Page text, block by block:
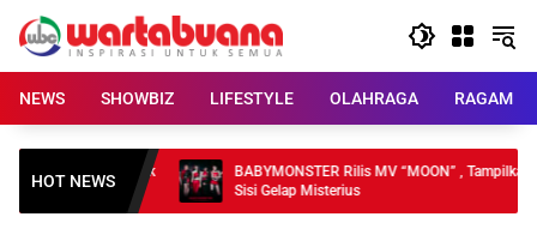
content
NEWS
SHOWBIZ LIFESTYLE OLAHRAGA RAGAM
HOT NEWS
Pelayanan Publik
BABYMONSTER Rilis MV “MOON” , Tampilkan
Sisi Gelap Misterius